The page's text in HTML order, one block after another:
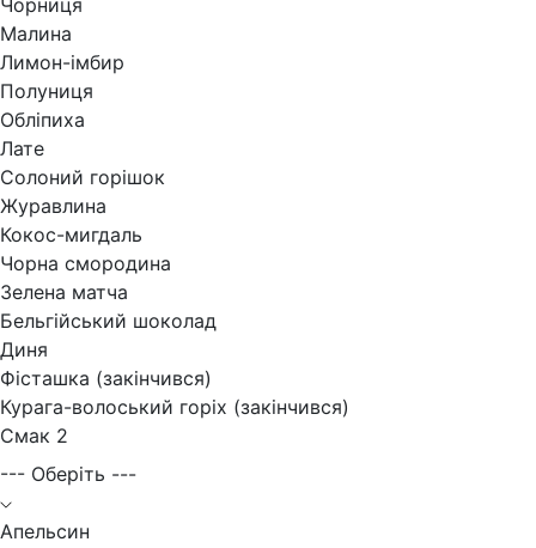
Чорниця
Малина
Лимон-імбир
Полуниця
Обліпиха
Лате
Солоний горішок
Журавлина
Кокос-мигдаль
Чорна смородина
Зелена матча
Бельгійський шоколад
Диня
Фісташка (закінчився)
Курага-волоський горіх (закінчився)
Смак 2
--- Оберіть ---
Апельсин